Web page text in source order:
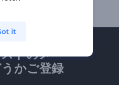
トのメー
かご登録
it